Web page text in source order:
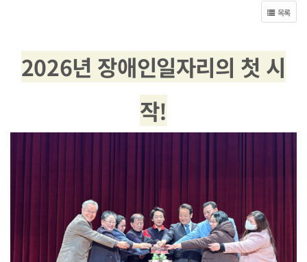
목록
2026년 장애인일자리의 첫 시
작!